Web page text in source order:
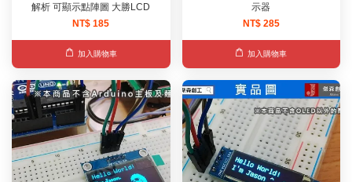
解析 可顯示點陣圖 大勝LCD
NT$ 185
加入購物車
示器
NT$ 285
加入購物車